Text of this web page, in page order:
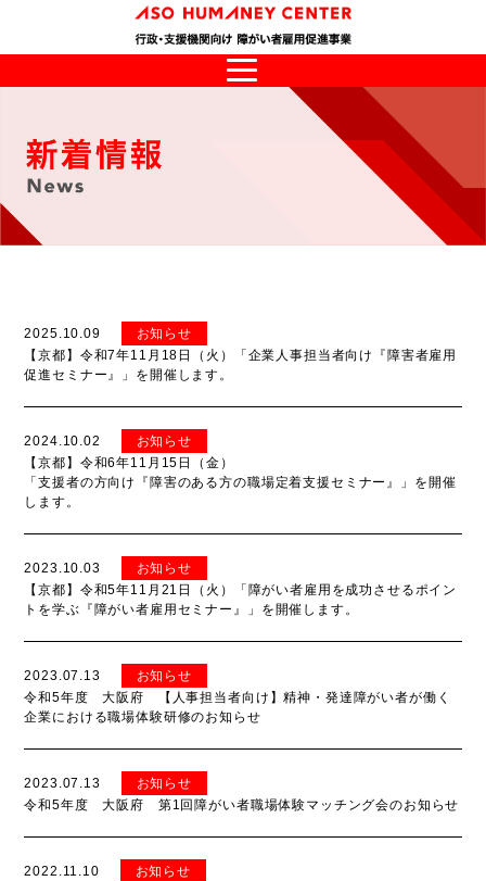
2025.10.09
お知らせ
【京都】令和7年11月18日（火）「企業人事担当者向け『障害者雇用
促進セミナー』」を開催します。
2024.10.02
お知らせ
【京都】令和6年11月15日（金）
「支援者の方向け『障害のある方の職場定着支援セミナー』」を開催
します。
2023.10.03
お知らせ
【京都】令和5年11月21日（火）「障がい者雇用を成功させるポイン
トを学ぶ『障がい者雇用セミナー』」を開催します。
2023.07.13
お知らせ
令和5年度 大阪府 【人事担当者向け】精神・発達障がい者が働く
企業における職場体験研修のお知らせ
2023.07.13
お知らせ
令和5年度 大阪府 第1回障がい者職場体験マッチング会のお知らせ
2022.11.10
お知らせ